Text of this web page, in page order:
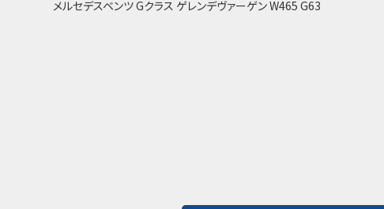
メルセデスベンツ Gクラス ゲレンデヴァーゲン W465 G63